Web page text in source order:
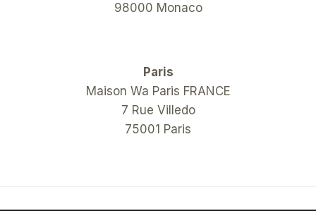
98000 Monaco
Paris
Maison Wa Paris FRANCE
7 Rue Villedo
75001 Paris